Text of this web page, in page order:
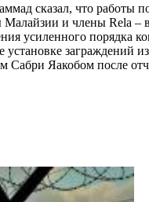
сказал, что
и члены Rela –
усиленного порядка
заграждений
Яакобом после